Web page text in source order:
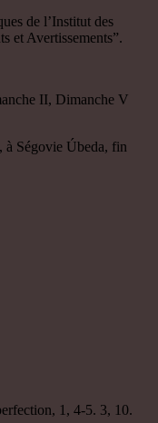
de l’Institut des
et Avertissements”.
II, Dimanche V
à Ségovie Úbeda, fin
1, 4-5. 3, 10.